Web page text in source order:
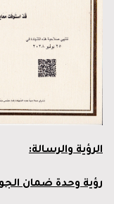
الرؤية والرسالة:
رؤية وحدة ضمان